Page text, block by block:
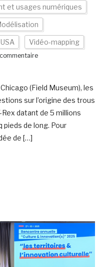
et usages numériques
USA Vidéo-mapping
(Field Museum), les
sur l’origine des trous
Rex datant de 5 millions
pieds de long. Pour
de […]